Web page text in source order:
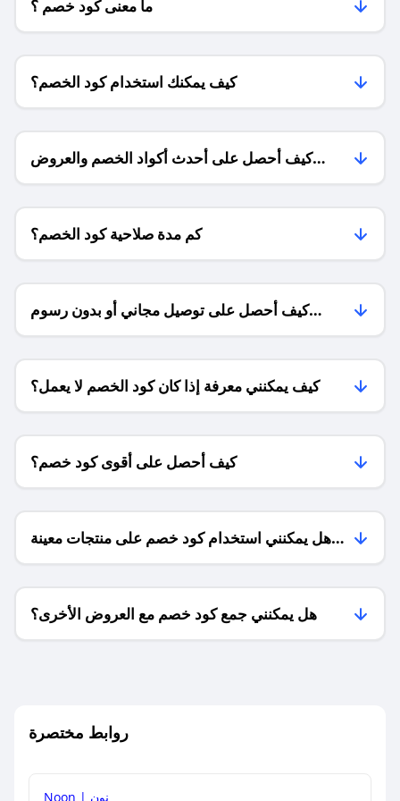
ما معنى كود خصم ؟
كيف يمكنك استخدام كود الخصم؟
كيف أحصل على أحدث أكواد الخصم والعروض
للمتاجر؟
كم مدة صلاحية كود الخصم؟
كيف أحصل على توصيل مجاني أو بدون رسوم
الشحن ؟
كيف يمكنني معرفة إذا كان كود الخصم لا يعمل؟
كيف أحصل على أقوى كود خصم؟
هل يمكنني استخدام كود خصم على منتجات معينة
فقط؟
هل يمكنني جمع كود خصم مع العروض الأخرى؟
روابط مختصرة
Noon | نون